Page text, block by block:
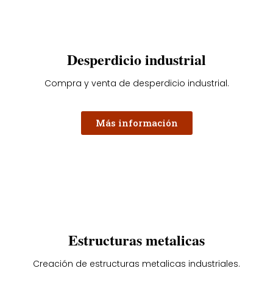
Desperdicio industrial
Compra y venta de desperdicio industrial.
Más información
Estructuras metalicas
Creación de estructuras metalicas industriales.